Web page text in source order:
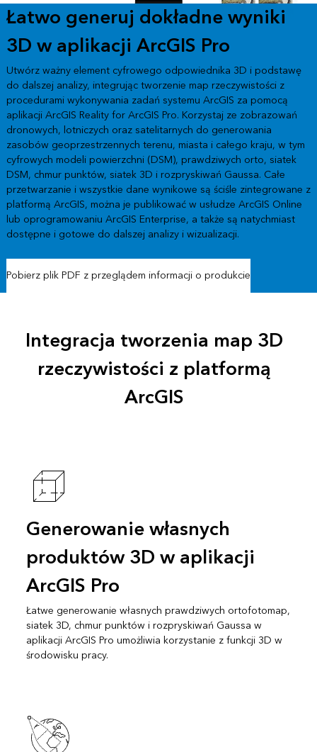
Łatwo generuj dokładne wyniki
3D w aplikacji ArcGIS Pro
Utwórz ważny element cyfrowego odpowiednika 3D i podstawę
do dalszej analizy, integrując tworzenie map rzeczywistości z
procedurami wykonywania zadań systemu ArcGIS za pomocą
aplikacji ArcGIS Reality for ArcGIS Pro. Korzystaj ze zobrazowań
dronowych, lotniczych oraz satelitarnych do generowania
zasobów geoprzestrzennych terenu, miasta i całego kraju, w tym
cyfrowych modeli powierzchni (DSM), prawdziwych orto, siatek
DSM, chmur punktów, siatek 3D i rozpryskiwań Gaussa. Całe
przetwarzanie i wszystkie dane wynikowe są ściśle zintegrowane z
platformą ArcGIS, można je publikować w usłudze ArcGIS Online
lub oprogramowaniu ArcGIS Enterprise, a także są natychmiast
dostępne i gotowe do dalszej analizy i wizualizacji.
Pobierz plik PDF z przeglądem informacji o produkcie
Integracja tworzenia map 3D
rzeczywistości z platformą
ArcGIS
Generowanie własnych
produktów 3D w aplikacji
ArcGIS Pro
Łatwe generowanie własnych prawdziwych ortofotomap,
siatek 3D, chmur punktów i rozpryskiwań Gaussa w
aplikacji ArcGIS Pro umożliwia korzystanie z funkcji 3D w
środowisku pracy.